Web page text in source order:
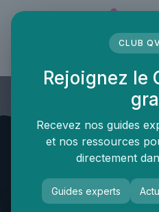
CLUB
Rejoignez le
Recevez nos guides
et nos ressources
directement
Guides experts
Panneau de gestion des